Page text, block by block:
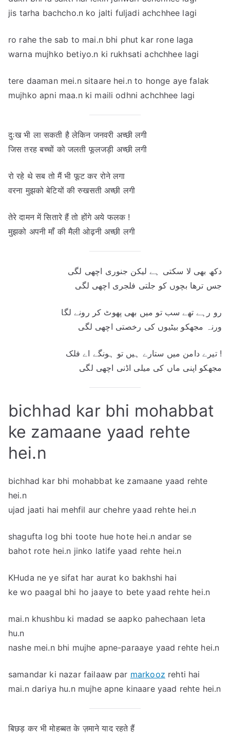
jis tarha bachcho.n ko jalti fuljadi achchhee lagi
ro rahe the sab to mai.n bhi phut kar rone laga
warna mujhko betiyo.n ki rukhsati achchhee lagi
tere daaman mei.n sitaare hei.n to honge aye falak
mujhko apni maa.n ki maili odhni achchhee lagi
दुःख भी ला सकती है लेकिन जनवरी अच्छी लगी
जिस तरह बच्चों को जलती फूलजड़ी अच्छी लगी
रो रहे थे सब तो मैं भी फूट कर रोने लगा
वरना मुझको बेटियों की रुखसती अच्छी लगी
तेरे दामन में सितारे हैं तो होंगे अये फलक !
मुझको अपनी माँ की मैली ओढ़नी अच्छी लगी
دکھ بھی لا سکتی ہے لیکن جنوری اچھی لگی
جس ترھا بچوں کو جلتی فلجری اچھی لگی
رو رہے تھے سب تو میں بھی پھوٹ کر رونے لگا
ورنہ مجھکو بیٹیوں کی رخصتی اچھی لگی
تیرے دامن میں ستارے ہیں تو ہونگے اے فلک !
مجھکو اپنی ماں کی میلی اڈنی اچھی لگی
bichhad kar bhi mohabbat
ke zamaane yaad rehte
hei.n
bichhad kar bhi mohabbat ke zamaane yaad rehte
hei.n
ujad jaati hai mehfil aur chehre yaad rehte hei.n
shagufta log bhi toote hue hote hei.n andar se
bahot rote hei.n jinko latife yaad rehte hei.n
KHuda ne ye sifat har aurat ko bakhshi hai
ke wo paagal bhi ho jaaye to bete yaad rehte hei.n
mai.n khushbu ki madad se aapko pahechaan leta
hu.n
nashe mei.n bhi mujhe apne-paraaye yaad rehte hei.n
samandar ki nazar failaaw par markooz rehti hai
mai.n dariya hu.n mujhe apne kinaare yaad rehte hei.n
बिछड़ कर भी मोहब्बत के ज़माने याद रहते हैं